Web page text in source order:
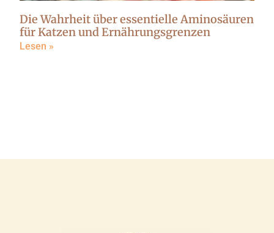
Die Wahrheit über essentielle Aminosäuren
für Katzen und Ernährungsgrenzen
Lesen »